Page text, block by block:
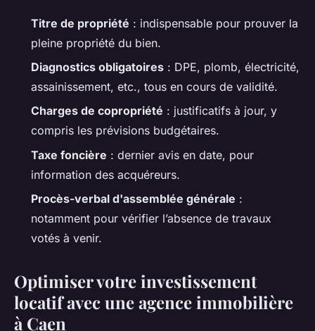
Titre de propriété : indispensable pour prouver la
pleine propriété du bien.
Diagnostics obligatoires : DPE, plomb, électricité,
assainissement, etc., tous en cours de validité.
Charges de copropriété : justificatifs à jour, y
compris les prévisions budgétaires.
Taxe foncière : dernier avis en date, pour
information des acquéreurs.
Procès-verbal d'assemblée générale :
notamment pour vérifier l’absence de travaux
votés à venir.
Optimiser votre investissement
locatif avec une agence immobilière
à Caen